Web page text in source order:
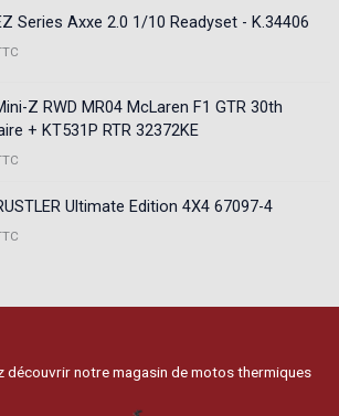
Series Axxe 2.0 1/10 Readyset - K.34406
Z RWD MR04 McLaren F1 GTR 30th
+ KT531P RTR 32372KE
Ultimate Edition 4X4 67097-4
découvrir notre magasin de motos thermiques